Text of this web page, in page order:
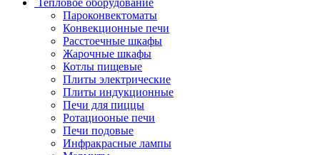
Тепловое оборудование
Пароконвектоматы
Конвекционные печи
Расстоечные шкафы
Жарочные шкафы
Котлы пищевые
Плиты электрические
Плиты индукционные
Печи для пиццы
Ротациооные печи
Печи подовые
Инфракрасные лампы